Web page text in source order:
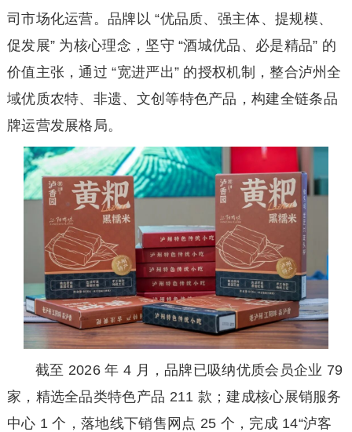
司市场化运营。品牌以 “优品质、强主体、提规模、
促发展” 为核心理念，坚守 “酒城优品、必是精品” 的
价值主张，通过 “宽进严出” 的授权机制，整合泸州全
域优质农特、非遗、文创等特色产品，构建全链条品
牌运营发展格局。
截至 2026 年 4 月，品牌已吸纳优质会员企业 79
家，精选全品类特色产品 211 款；建成核心展销服务
中心 1 个，落地线下销售网点 25 个，完成 14“泸客